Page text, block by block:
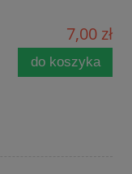
7,00 zł
do koszyka